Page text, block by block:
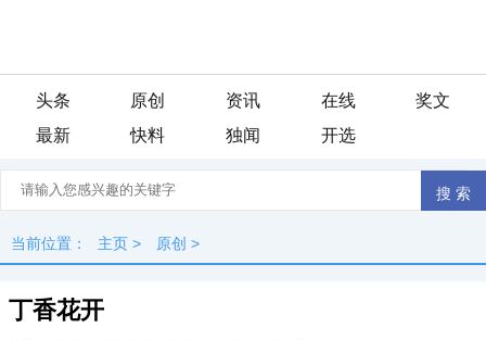
头条 原创 资讯 在线
奖文
最新
快料 独闻 开选
当前位置： 主页 > 原创 >
丁香花开